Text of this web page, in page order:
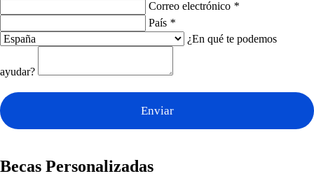
Correo electrónico *
País *
¿En qué te podemos
ayudar?
Enviar
Becas Personalizadas